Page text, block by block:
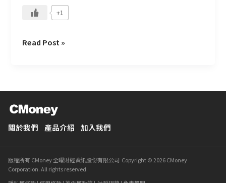
+1
雙
Read Post »
關於我們 產品介紹 加入我們
版權所有 CMoney 全曜財經資訊股份有限公司 Copyright © 2026 CMoney
Corporation. All rights reserved.